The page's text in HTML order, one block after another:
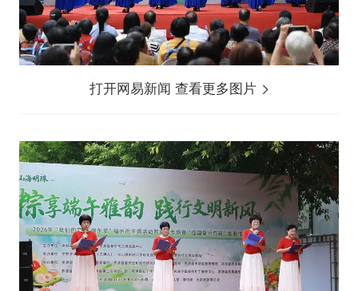
打开网易新闻 查看更多图片